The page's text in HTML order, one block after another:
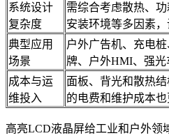
系统设计
复杂度
需综合考虑散热、
安装环境等多因素，
典型应用
场景
户外广告机、充电
牌、户外HMI、强光
成本与运
维投入
面板、背光和散热
的电费和维护成本也
高亮LCD液晶屏给工业和户外领